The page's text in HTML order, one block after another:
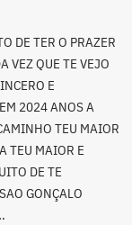
DE TER O PRAZER
VEZ QUE TE VEJO
E
2024 ANOS A
TEU MAIOR
TEU MAIOR E
DE TE
GONÇALO